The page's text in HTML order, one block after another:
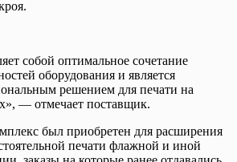
собой оптимальное сочетание
оборудования и является
решением для печати на
— отмечает поставщик.
был приобретен для расширения
печати флажной и иной